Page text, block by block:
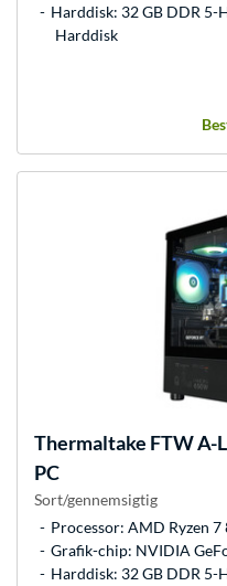
Harddisk: 32 GB DDR 5-
Harddisk
Thermaltake FTW A-
PC
Sort/gennemsigtig
Processor: AMD Ryzen 7
Grafik-chip: NVIDIA
Harddisk: 32 GB DDR 5-